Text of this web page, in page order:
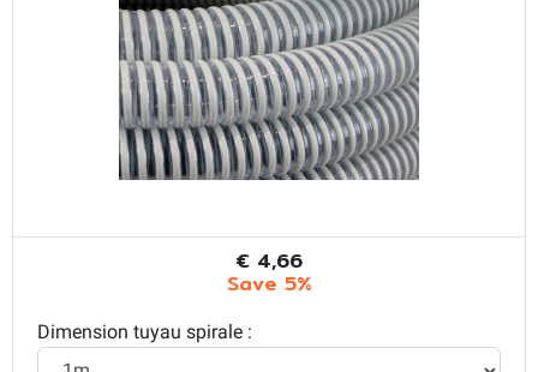
€ 4,66
Save 5%
Dimension tuyau spirale :